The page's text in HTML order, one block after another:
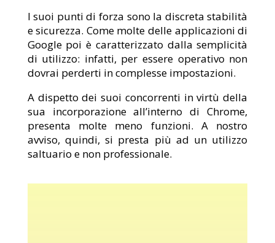
I suoi punti di forza sono la discreta stabilità
e sicurezza. Come molte delle applicazioni di
Google poi è caratterizzato dalla semplicità
di utilizzo: infatti, per essere operativo non
dovrai perderti in complesse impostazioni.
A dispetto dei suoi concorrenti in virtù della
sua incorporazione all’interno di Chrome,
presenta molte meno funzioni. A nostro
avviso, quindi, si presta più ad un utilizzo
saltuario e non professionale.